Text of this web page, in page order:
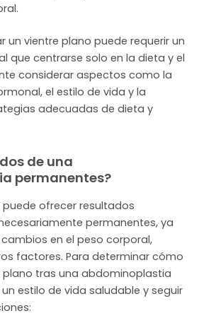
un vientre plano puede requerir un
que centrarse solo en la dieta y el
considerar aspectos como la
el estilo de vida y la
adecuadas de dieta y
de una
permanentes?
ofrecer resultados
permanentes, ya
en el peso corporal,
factores. Para determinar cómo
plano tras una abdominoplastia
estilo de vida saludable y seguir